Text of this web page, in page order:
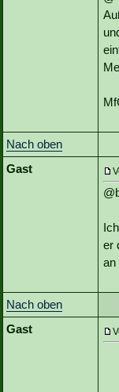
Nach oben
Gast
er
an
Nach oben
Gast